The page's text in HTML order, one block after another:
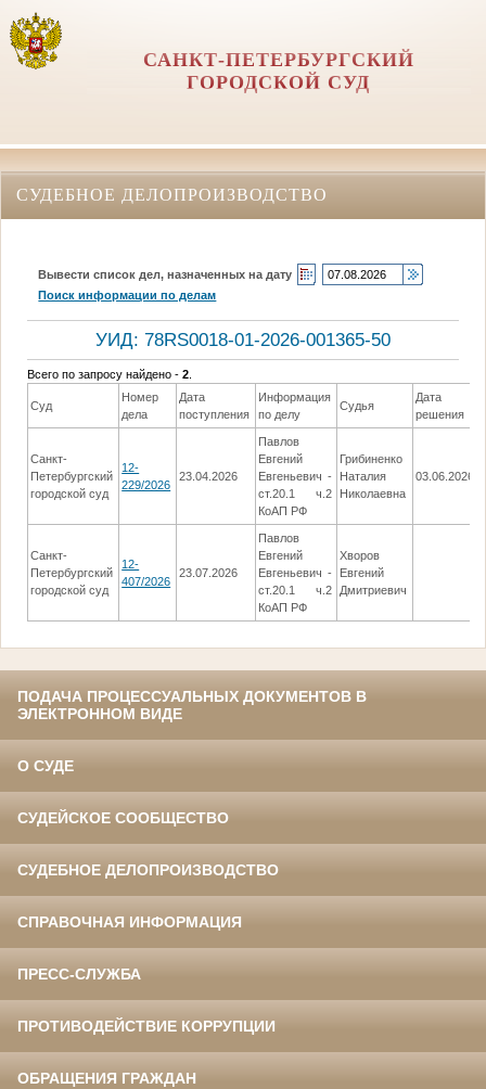
САНКТ-ПЕТЕРБУРГСКИЙ
ГОРОДСКОЙ СУД
СУДЕБНОЕ ДЕЛОПРОИЗВОДСТВО
Вывести список дел, назначенных на дату
Поиск информации по делам
УИД: 78RS0018-01-2026-001365-50
Всего по запросу найдено -2
Суд
Номер
дела
Дата
поступления
Информация
по делу
Судья
Дата
решения
Санкт-
Петербургский
городской суд
12-
229/2026
23.04.2026
Павлов
Евгений
Евгеньевич -
ст.20.1 ч.2
КоАП РФ
Грибиненко
Наталия
Николаевна
03.06.2026
Санкт-
Петербургский
городской суд
12-
407/2026
23.07.2026
Павлов
Евгений
Евгеньевич -
ст.20.1 ч.2
КоАП РФ
Хворов
Евгений
Дмитриевич
ПОДАЧА ПРОЦЕССУАЛЬНЫХ ДОКУМЕНТОВ В
ЭЛЕКТРОННОМ ВИДЕ
О СУДЕ
СУДЕЙСКОЕ СООБЩЕСТВО
СУДЕБНОЕ ДЕЛОПРОИЗВОДСТВО
СПРАВОЧНАЯ ИНФОРМАЦИЯ
ПРЕСС-СЛУЖБА
ПРОТИВОДЕЙСТВИЕ КОРРУПЦИИ
ОБРАЩЕНИЯ ГРАЖДАН